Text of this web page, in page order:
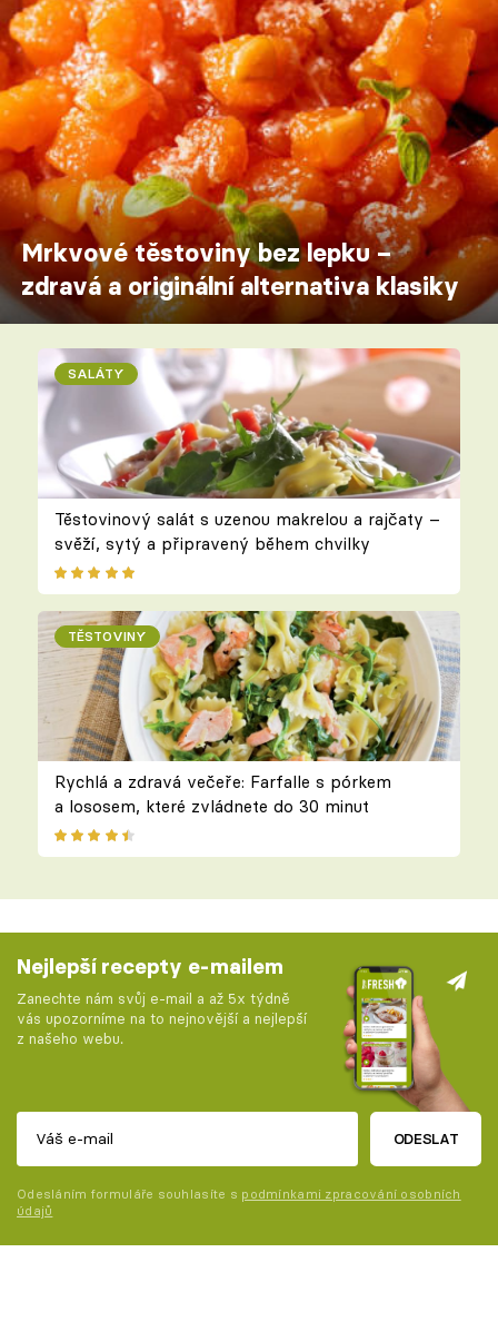
Mrkvové těstoviny bez lepku –
zdravá a originální alternativa klasiky
SALÁTY
Těstovinový salát s uzenou makrelou a rajčaty –
svěží, sytý a připravený během chvilky
TĚSTOVINY
Rychlá a zdravá večeře: Farfalle s pórkem
a lososem, které zvládnete do 30 minut
Nejlepší recepty e-mailem
Zanechte nám svůj e-mail a až 5x týdně
vás upozorníme na to nejnovější a nejlepší
z našeho webu.
ODESLAT
Odesláním formuláře souhlasíte s podmínkami zpracování osobních
údajů